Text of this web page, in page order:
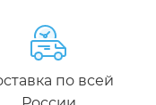
по всей